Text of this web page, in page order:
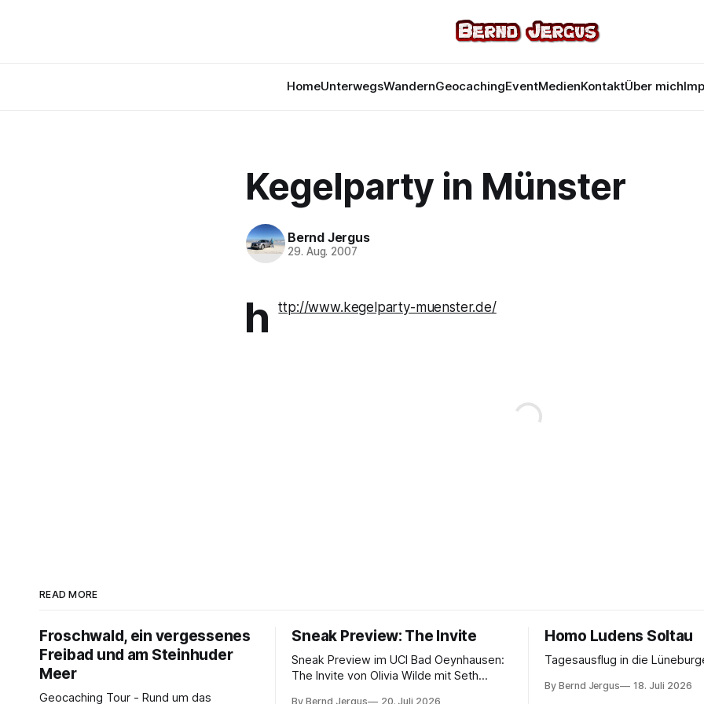
HomeUnterwegsWandernGeocachingEventMedienKontaktÜber mich
Kegelparty in Münster
Bernd Jergus
29. Aug. 2007
h ttp://www.kegelparty-muenster.de/
READ MORE
Froschwald, ein vergessenes
Freibad und am Steinhuder
Meer
Geocaching Tour - Rund um das
Sneak Preview: The Invite
Sneak Preview im UCI Bad Oeynhausen:
The Invite von Olivia Wilde mit Seth
By Bernd Jergus 20. Juli 2026
Homo Ludens Soltau
Tagesausflug in die
By Bernd Jergus 18. Juli 2026